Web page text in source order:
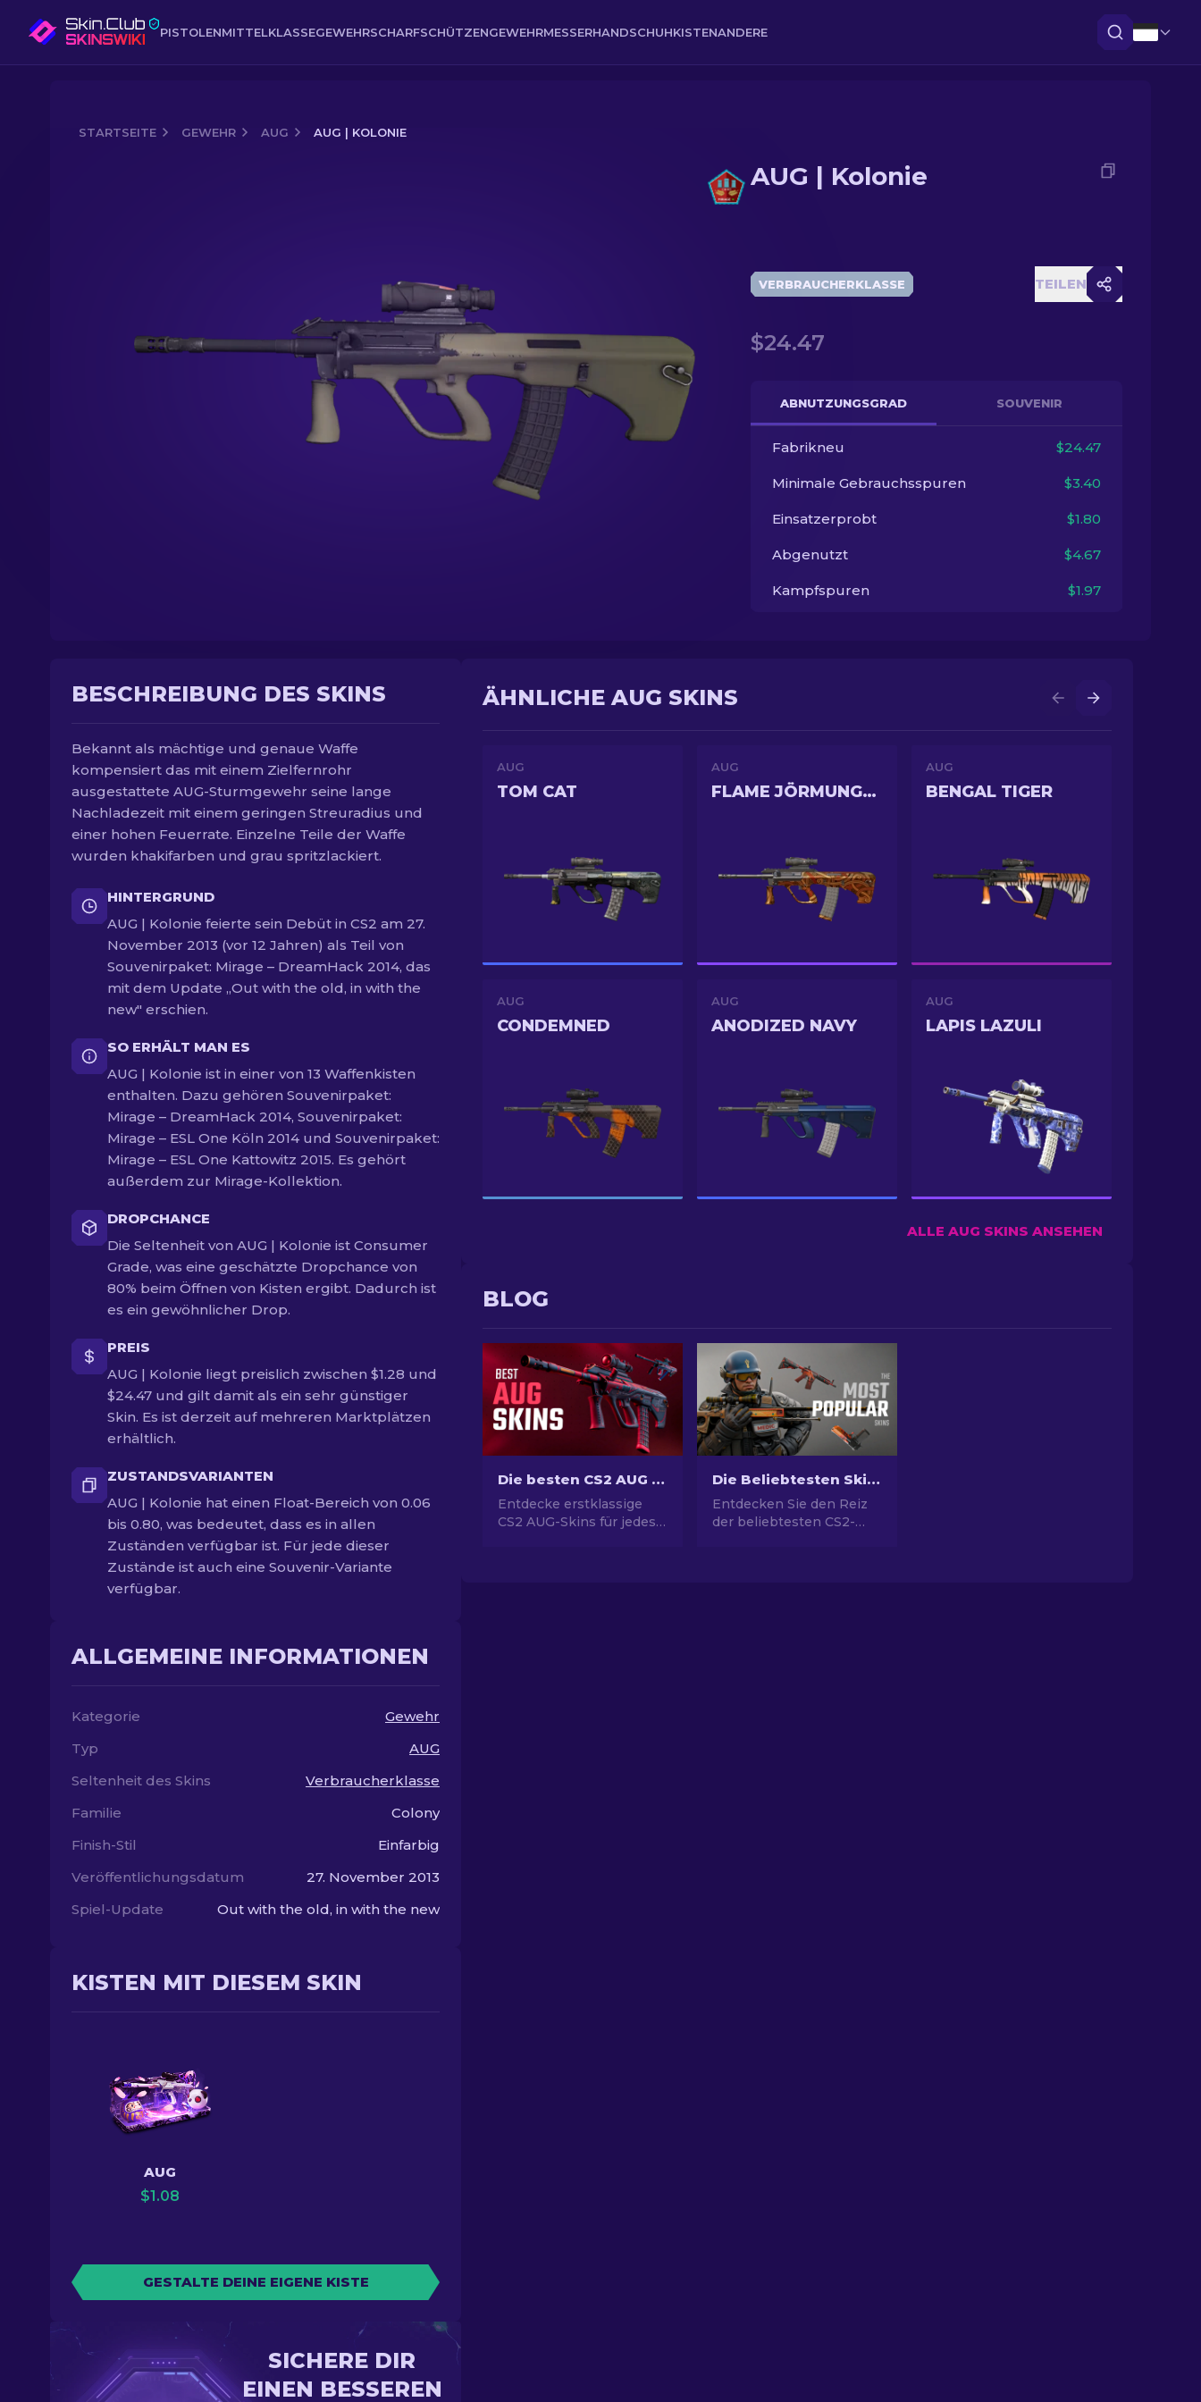
PISTOLENMITTELKLASSEGEWEHRSCHARFSCHÜTZENGEWEHRMESSERHANDSCHUHKISTENANDERE
STARTSEITE GEWEHR AUG AUG | KOLONIE
AUG | Kolonie
VERBRAUCHERKLASSE TEILEN
$24.47
ABNUTZUNGSGRAD SOUVENIR
Fabrikneu $24.47
Minimale Gebrauchsspuren $3.40
Einsatzerprobt $1.80
Abgenutzt $4.67
Kampfspuren $1.97
BESCHREIBUNG DES SKINS
Bekannt als mächtige und genaue Waffe
kompensiert das mit einem Zielfernrohr
ausgestattete AUG-Sturmgewehr seine lange
Nachladezeit mit einem geringen Streuradius und
einer hohen Feuerrate. Einzelne Teile der Waffe
wurden khakifarben und grau spritzlackiert.
HINTERGRUND
AUG | Kolonie feierte sein Debüt in CS2 am 27.
November 2013 (vor 12 Jahren) als Teil von
Souvenirpaket: Mirage – DreamHack 2014, das
mit dem Update „Out with the old, in with the
new" erschien.
SO ERHÄLT MAN ES
AUG | Kolonie ist in einer von 13 Waffenkisten
enthalten. Dazu gehören Souvenirpaket:
Mirage – DreamHack 2014, Souvenirpaket:
Mirage – ESL One Köln 2014 und Souvenirpaket:
Mirage – ESL One Kattowitz 2015. Es gehört
außerdem zur Mirage-Kollektion.
DROPCHANCE
Die Seltenheit von AUG | Kolonie ist Consumer
Grade, was eine geschätzte Dropchance von
80% beim Öffnen von Kisten ergibt. Dadurch ist
es ein gewöhnlicher Drop.
PREIS
AUG | Kolonie liegt preislich zwischen $1.28 und
$24.47 und gilt damit als ein sehr günstiger
Skin. Es ist derzeit auf mehreren Marktplätzen
erhältlich.
ZUSTANDSVARIANTEN
AUG | Kolonie hat einen Float-Bereich von 0.06
bis 0.80, was bedeutet, dass es in allen
Zuständen verfügbar ist. Für jede dieser
Zustände ist auch eine Souvenir-Variante
verfügbar.
ALLGEMEINE INFORMATIONEN
Kategorie
Gewehr
Typ
AUG
Seltenheit des Skins
Verbraucherklasse
Familie
Colony
Finish-Stil
Einfarbig
Veröffentlichungsdatum
27. November 2013
Spiel-Update
Out with the old, in with the new
KISTEN MIT DIESEM SKIN
AUG
$1.08
GESTALTE DEINE EIGENE KISTE
SICHERE DIR
EINEN BESSEREN
ÄHNLICHE AUG SKINS
AUG
TOM CAT
AUG
FLAME JÖRMUNGANDR
AUG
BENGAL TIGER
AUG
CONDEMNED
AUG
ANODIZED NAVY
AUG
LAPIS LAZULI
ALLE AUG SKINS ANSEHEN
BLOG
Die besten CS2 AUG Skins in allen Preisklassen [2026]
Entdecke erstklassige
CS2 AUG-Skins für jedes
Die Beliebtesten Skins in CS2
Entdecken Sie den Reiz
der beliebtesten CS2-